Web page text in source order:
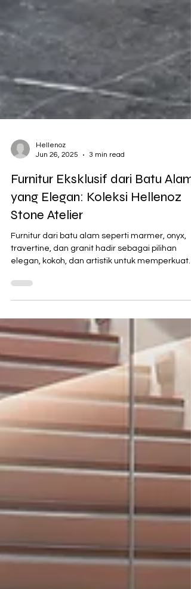
Hellenoz
Jun 26, 2025
3 min read
Furnitur Eksklusif dari Batu Alam
yang Elegan: Koleksi Hellenoz
Stone Atelier
travertine, dan granit hadir sebagai pilihan